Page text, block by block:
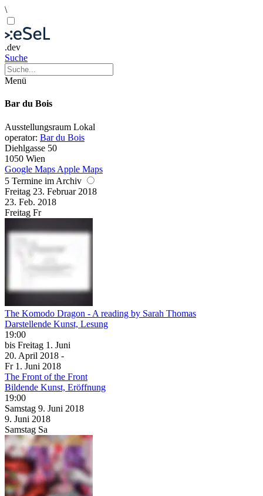
\
.dev
Suche
Menü
Bar du Bois
Ausstellungsraum Lokal
operator: Bar du Bois
Diehlgasse 50
1050 Wien
Google Maps Apple Maps
5 Termine im Archiv
Freitag 23. Februar 2018
23. Feb. 2018
Freitag Fr
The Komodo Dragon - A reading by Sarah Thomas
Darstellende Kunst, Lesung
19:00
bis Freitag 1. Juni
20. April 2018 -
Fr 1. Juni 2018
The Front of the Front
Bildende Kunst, Eröffnung
19:00
Samstag 9. Juni 2018
9. Juni 2018
Samstag Sa